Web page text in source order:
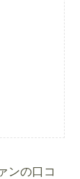
ンの口コ